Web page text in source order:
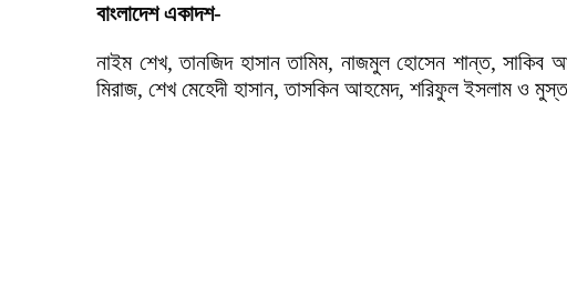
বাংলাদেশ একাদশ-
নাইম শেখ, তানজিদ হাসান তামিম, নাজমুল হোসেন শান্ত, সাকিব
মিরাজ, শেখ মেহেদী হাসান, তাসকিন আহমেদ, শরিফুল ইসলাম ও